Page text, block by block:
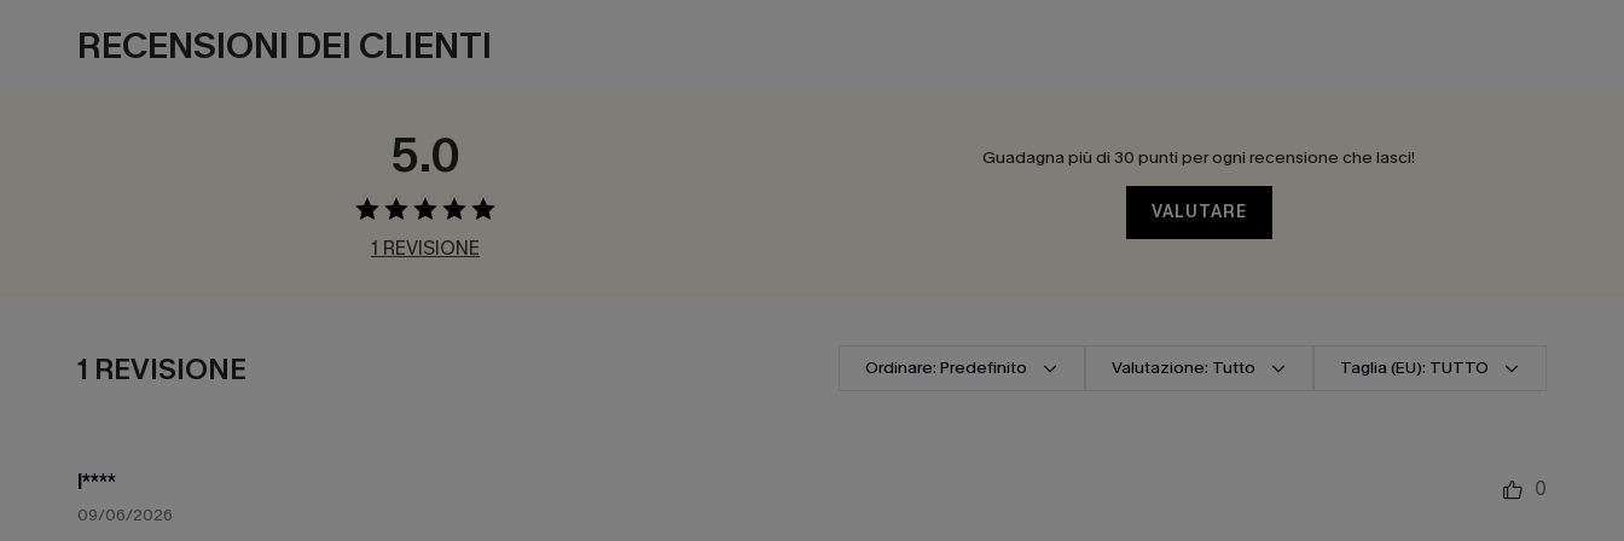
RECENSIONI DEI CLIENTI
5.0
1 REVISIONE
Guadagna più di 30 punti per ogni recensione che lasci!
VALUTARE
1 REVISIONE Ordinare: Predefinito Valutazione: Tutto Taglia (EU): TUTTO
l****
09/06/2026
0